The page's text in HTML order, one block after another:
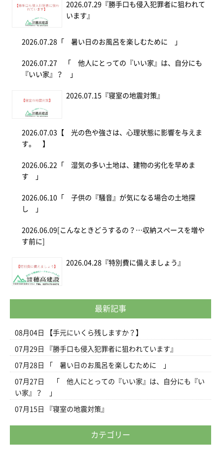
2026.07.29 『勝手口も侵入犯罪者に狙われて
います』
2026.07.28 「 暑い日のお風呂を楽しむために 」
2026.07.27 「 他人にとっての『いい家』は、自分にも
『いい家』？ 」
2026.07.15 『寝室の地震対策』
2026.07.03 【 光の色や強さは、心理状態に影響を与えま
す。 】
2026.06.22 「 湿気の多い土地は、建物の劣化を早めま
す 」
2026.06.10 「 子供の『騒音』が気になる場合の土地探
し 」
2026.06.09 [こんなときどうするの？…収納スペースを増や
す前に]
2026.04.28 『特別費に備えましょう』
最新記事
08月04日 【手元にいくら残しますか？】
07月29日 『勝手口も侵入犯罪者に狙われています』
07月28日 「 暑い日のお風呂を楽しむために 」
07月27日
「 他人にとっての『いい家』は、自分にも『い
い家』？ 」
07月15日 『寝室の地震対策』
カテゴリー